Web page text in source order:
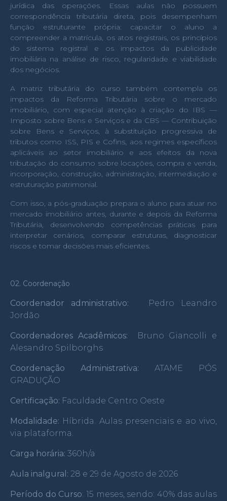
jurídica das operações. Essas aulas não possuem
correspondência tributária direta, pois desempenham
função estruturante própria: capacitar o aluno a
compreender a matrícula, os atos registrais, os princípios
do sistema registral e os impactos da publicidade
imobiliária na análise de risco, regularidade e viabilidade
dos negócios.
A matriz tributária do curso também contempla os
impactos da Reforma Tributária sobre o mercado
imobiliário, com especial atenção à criação do IBS —
Imposto sobre Bens e Serviços e da CBS — Contribuição
sobre Bens e Serviços, à substituição progressiva de
tributos como ISS, PIS e Cofins, aos regimes específicos
aplicáveis ao setor imobiliário e aos efeitos da nova
tributação do consumo sobre locações, compra e venda,
incorporação, construção, administração, intermediação e
estruturação patrimonial.
Com isso, a pós-graduação prepara o aluno para atuar no
mercado imobiliário antes, durante e depois da Reforma
Tributária, desenvolvendo competências práticas para
interpretar cenários, comparar estruturas, diagnosticar
riscos e tomar decisões mais eficientes.
02. Coordenação
Coordenador administrativo: Pedro Leandro
Jordão
Coordenadores Acadêmicos: Bruno Giancolli e
Alesandro Spilborghs
Coordenação Administrativa: ATAME PÓS
GRADUÇÃO
Certificação: Faculdade Centro Oeste
Modalidade: Híbrida. Aulas presenciais e ao vivo,
via plataforma.
Carga horária: 360h/a
Aula inalgural: 28 e 29 de Agosto de 2026
Período do Curso: 15 meses, sendo: 40% das aulas